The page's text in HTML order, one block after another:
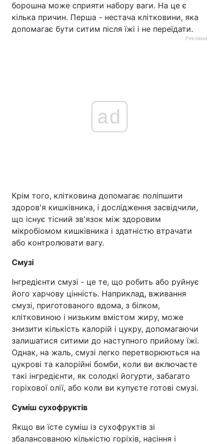
борошна може сприяти набору ваги. На це є
кілька причин. Перша - нестача клітковини, яка
допомагає бути ситим після їжі і не переїдати.
Реклама
ad
Крім того, клітковина допомагає поліпшити
здоров'я кишківника, і дослідження засвідчили,
що існує тісний зв'язок між здоровим
мікробіомом кишківника і здатністю втрачати
або контролювати вагу.
Смузі
Інгредієнти смузі - це те, що робить або руйнує
його харчову цінність. Наприклад, вживання
смузі, приготованого вдома, з білком,
клітковиною і низьким вмістом жиру, може
знизити кількість калорій і цукру, допомагаючи
залишатися ситими до наступного прийому їжі.
Однак, на жаль, смузі легко перетворюються на
цукрові та калорійні бомби, коли ви включаєте
такі інгредієнти, як солодкі йогурти, забагато
горіхової олії, або коли ви купуєте готові смузі.
Суміш сухофруктів
Якщо ви їсте суміш із сухофруктів зі
збалансованою кількістю горіхів, насіння і